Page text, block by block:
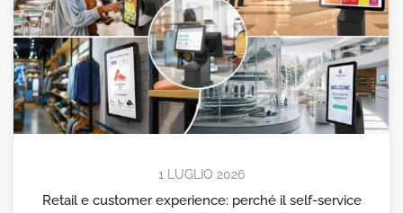
1 LUGLIO 2026
Retail e customer experience: perché il self-service